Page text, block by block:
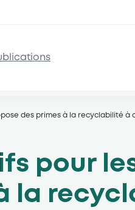
des primes à la recyclabilité à
pour
la